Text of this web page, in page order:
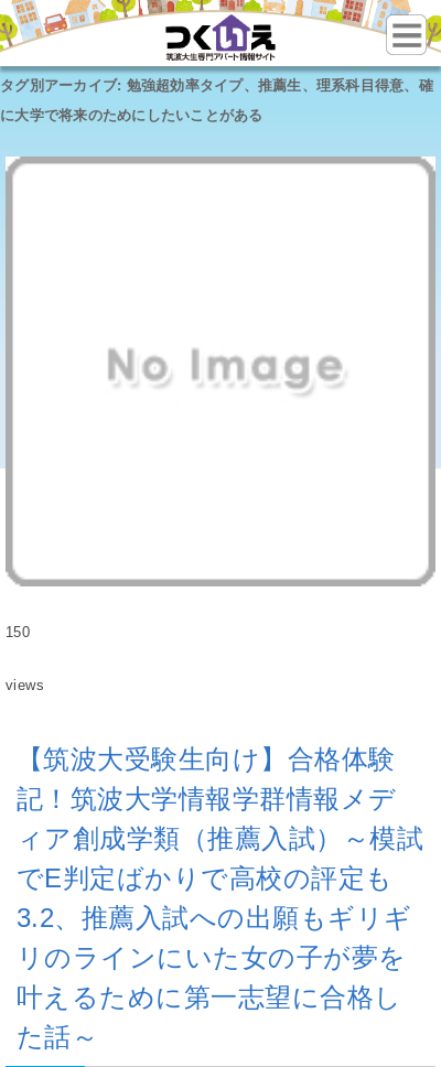
タグ別アーカイブ: 勉強超効率タイプ、推薦生、理系科目得意、確
に大学で将来のためにしたいことがある
150
views
【筑波大受験生向け】合格体験
記！筑波大学情報学群情報メデ
ィア創成学類（推薦入試）～模試
でE判定ばかりで高校の評定も
3.2、推薦入試への出願もギリギ
リのラインにいた女の子が夢を
叶えるために第一志望に合格し
た話～